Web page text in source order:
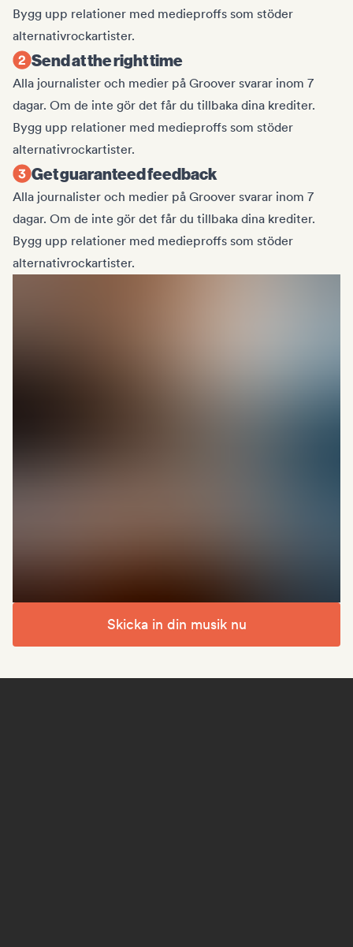
Bygg upp relationer med medieproffs som stöder
alternativrockartister.
Send at the right time
Alla journalister och medier på Groover svarar inom 7
dagar. Om de inte gör det får du tillbaka dina krediter.
Bygg upp relationer med medieproffs som stöder
alternativrockartister.
Get guaranteed feedback
Alla journalister och medier på Groover svarar inom 7
dagar. Om de inte gör det får du tillbaka dina krediter.
Bygg upp relationer med medieproffs som stöder
alternativrockartister.
Skicka in din musik nu